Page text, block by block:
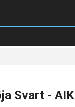
Svart - AIK